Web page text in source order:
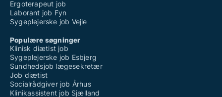
Ergoterapeut job
Laborant job Fyn
Sygeplejerske job Vejle
Populære søgninger
Klinisk diætist job
Sygeplejerske job Esbjerg
Sundhedsjob lægesekretær
Job diætist
Socialrådgiver job Århus
Klinikassistent job Sjælland